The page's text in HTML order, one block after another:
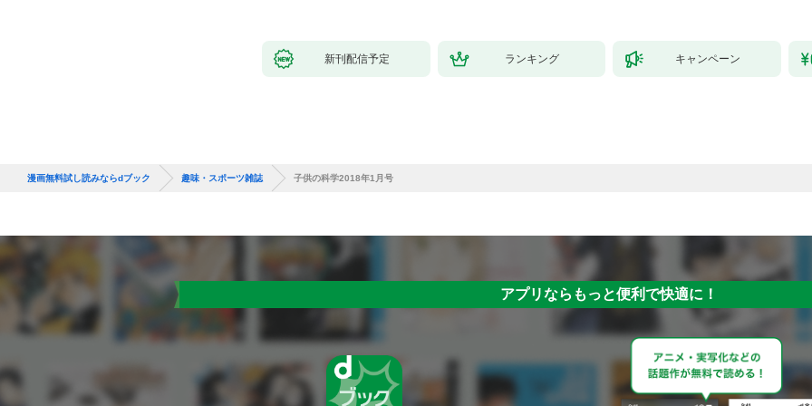
新刊配信予定 ランキング キャンペーン
漫画無料試し読みならdブック 趣味・スポーツ雑誌 子供の科学2018年1月号
アプリならもっと便利で快適に！